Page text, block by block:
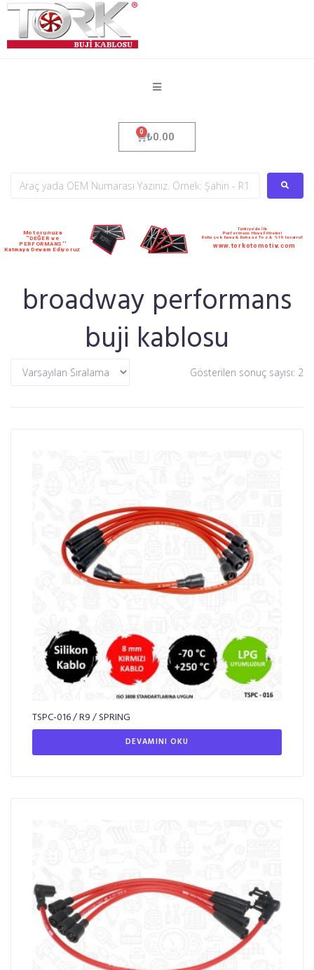
₺0.00
Motorunuza
''DEĞER ve
PERFORMANS''
Katmaya Devam Ediyoruz
Türkiye'de İlk
Performans Hava Filtreleri
Daha çok hava & Daha az Toz & %10 tasarruf
www.torkotomotiv.com
broadway performans
buji kablosu
Gösterilen sonuç sayısı: 2
TSPC-016 / R9 / SPRING
DEVAMINI OKU